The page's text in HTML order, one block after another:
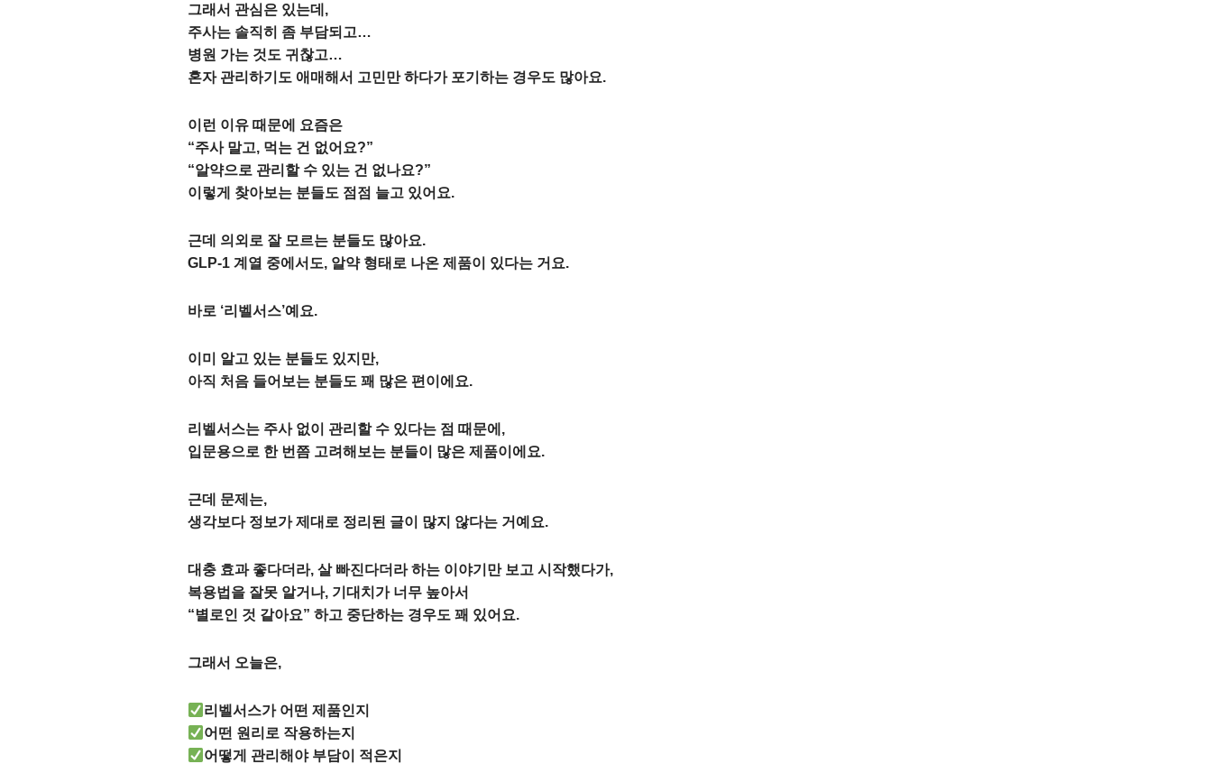
그래서 관심은 있는데,
주사는 솔직히 좀 부담되고…
병원 가는 것도 귀찮고…
혼자 관리하기도 애매해서 고민만 하다가 포기하는 경우도 많아요.
이런 이유 때문에 요즘은
“주사 말고, 먹는 건 없어요?”
“알약으로 관리할 수 있는 건 없나요?”
이렇게 찾아보는 분들도 점점 늘고 있어요.
근데 의외로 잘 모르는 분들도 많아요.
GLP-1 계열 중에서도, 알약 형태로 나온 제품이 있다는 거요.
바로 ‘리벨서스’예요.
이미 알고 있는 분들도 있지만,
아직 처음 들어보는 분들도 꽤 많은 편이에요.
리벨서스는 주사 없이 관리할 수 있다는 점 때문에,
입문용으로 한 번쯤 고려해보는 분들이 많은 제품이에요.
근데 문제는,
생각보다 정보가 제대로 정리된 글이 많지 않다는 거예요.
대충 효과 좋다더라, 살 빠진다더라 하는 이야기만 보고 시작했다가,
복용법을 잘못 알거나, 기대치가 너무 높아서
“별로인 것 같아요” 하고 중단하는 경우도 꽤 있어요.
그래서 오늘은,
리벨서스가 어떤 제품인지
어떤 원리로 작용하는지
어떻게 관리해야 부담이 적은지